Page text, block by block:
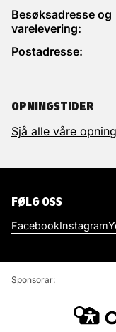
Besøksadresse og
varelevering:
Postadresse:
OPNINGSTIDER
Sjå alle våre
FØLG OSS
FacebookInstagram
Sponsorar: